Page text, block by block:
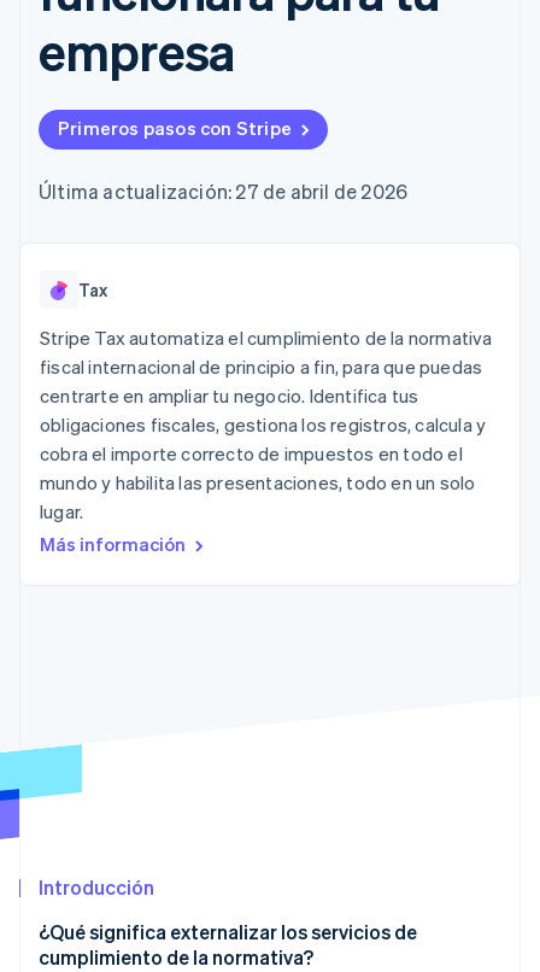
Métodos de
Acceso a más
de 125
Pagos en
persona
Boost
Optimizaciones
compra
Connections
Datos de ctas.
financieras
vinculadas
Recognition
Automatización
contable
Stripe Sigma
personalizados
Data Pipeline
de datos
de tarjetas
criptomonedas
Más
Product roadmap
Ver lo que viene
Prevención de fraude
Identity
Descubre cómo Stripe construye la infraestructura
Mirar ahora
Gestión del dinero
Plataformas
SaaS
Seguros
Medios de
comunicación y
entretenimiento
Organizaciones sin
fines de lucro
profesionales
Gestionar
suscripciones
Ofrecer cobro por
respaldadas por
monedas estables
servicios con agentes
Integraciones de
aplicaciones
Ejemplos de código
Blog de
desarrolladores
Estado de la API
Empresa
Hoja de ruta del
producto
Sessions
Stripe Press
Conviértete en socio
empresa
Primeros pasos con Stripe
Última actualización: 27 de abril de 2026
Tax
Stripe Tax automatiza el cumplimiento de la normativa
fiscal internacional de principio a fin, para que puedas
centrarte en ampliar tu negocio. Identifica tus
obligaciones fiscales, gestiona los registros, calcula y
cobra el importe correcto de impuestos en todo el
mundo y habilita las presentaciones, todo en un solo
lugar.
Más información
Introducción
¿Qué significa externalizar los servicios de
cumplimiento de la normativa?